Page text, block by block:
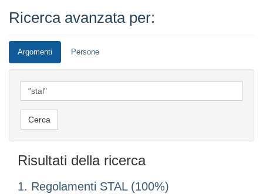
Ricerca avanzata per:
Argomenti Persone
Risultati della ricerca
1. Regolamenti STAL (100%)